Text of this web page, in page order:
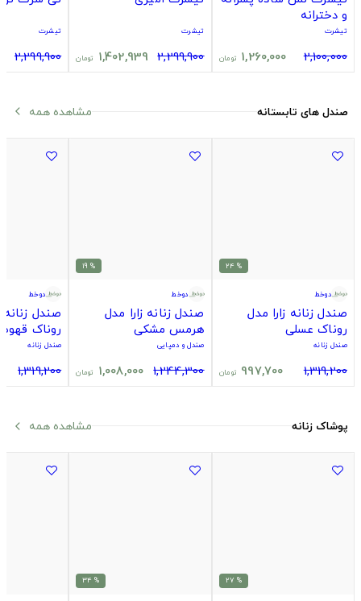
و دخترانه
تیشرت
2,100,000
1,260,000 تومان
تیشرت
2,299,900
1,402,939 تومان
تیشرت
2,299,900
صندل های تابستانه مشاهده همه arrow_back_ios
% 24
دوخط
صندل زنانه زارا مدل
روناک عسلی
صندل زنانه
1,319,200
997,700 تومان
% 19
دوخط
صندل زنانه زارا مدل
هرمس مشکی
صندل و دمپایی
1,244,300
1,008,000 تومان
دوخط
صندل زنانه
روناک
صندل زنانه
1,319,200
پوشاک زنانه مشاهده همه arrow_back_ios
% 27
% 34